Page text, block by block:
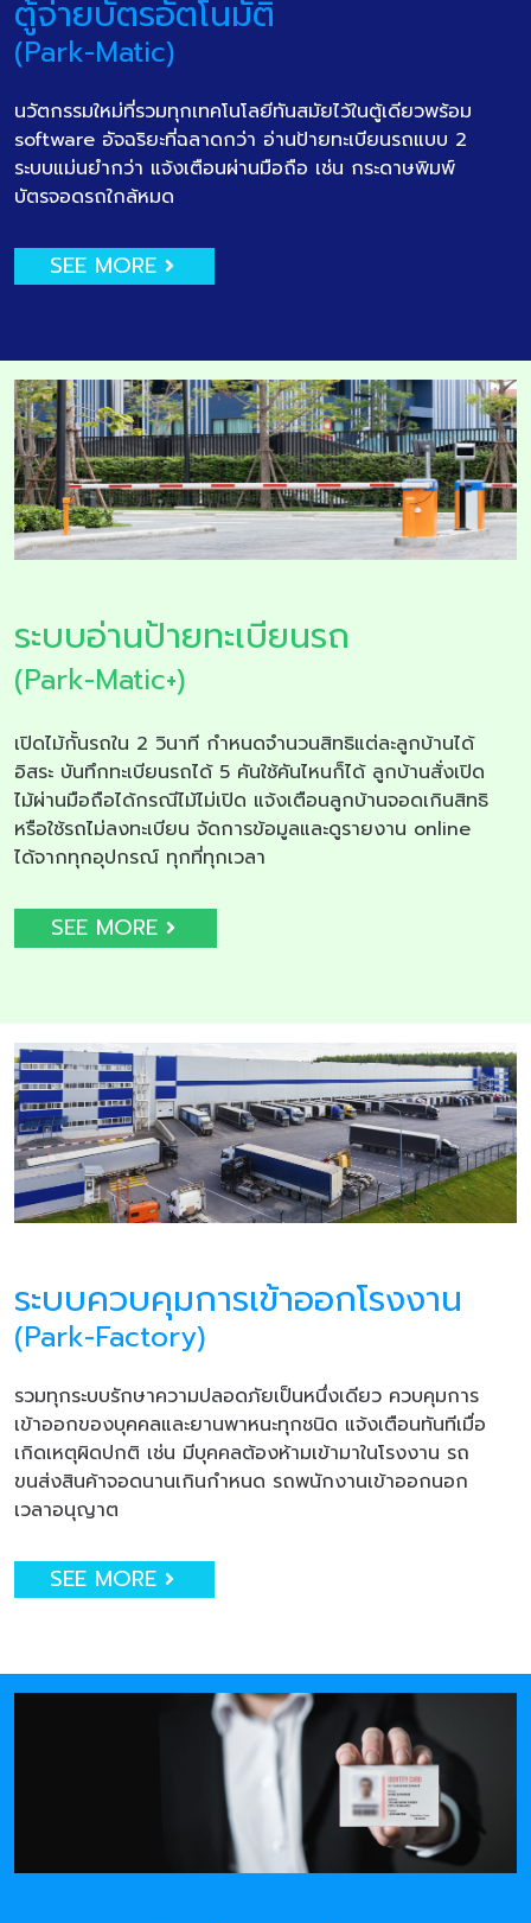
ตู้จ่ายบัตรอัตโนมัติ
(Park-Matic)
นวัตกรรมใหม่ที่รวมทุกเทคโนโลยีทันสมัยไว้ในตู้เดียวพร้อม
software อัจฉริยะที่ฉลาดกว่า อ่านป้ายทะเบียนรถแบบ 2
ระบบแม่นยำกว่า แจ้งเตือนผ่านมือถือ เช่น กระดาษพิมพ์
บัตรจอดรถใกล้หมด
SEE MORE
ระบบอ่านป้ายทะเบียนรถ
(Park-Matic+)
เปิดไม้กั้นรถใน 2 วินาที กำหนดจำนวนสิทธิแต่ละลูกบ้านได้
อิสระ บันทึกทะเบียนรถได้ 5 คันใช้คันไหนก็ได้ ลูกบ้านสั่งเปิด
ไม้ผ่านมือถือได้กรณีไม้ไม่เปิด แจ้งเตือนลูกบ้านจอดเกินสิทธิ
หรือใช้รถไม่ลงทะเบียน จัดการข้อมูลและดูรายงาน online
ได้จากทุกอุปกรณ์ ทุกที่ทุกเวลา
SEE MORE
ระบบควบคุมการเข้าออกโรงงาน
(Park-Factory)
รวมทุกระบบรักษาความปลอดภัยเป็นหนึ่งเดียว ควบคุมการ
เข้าออกของบุคคลและยานพาหนะทุกชนิด แจ้งเตือนทันทีเมื่อ
เกิดเหตุผิดปกติ เช่น มีบุคคลต้องห้ามเข้ามาในโรงงาน รถ
ขนส่งสินค้าจอดนานเกินกำหนด รถพนักงานเข้าออกนอก
เวลาอนุญาต
SEE MORE